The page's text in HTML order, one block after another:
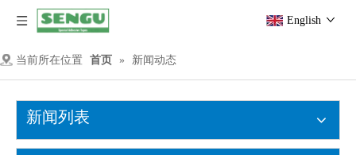
English
当前所在位置 首页 » 新闻动态
新闻列表